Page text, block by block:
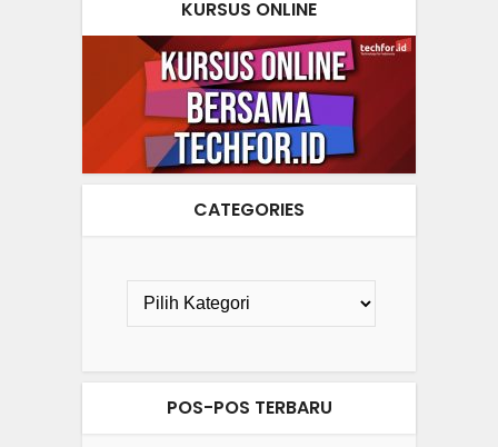
KURSUS ONLINE
CATEGORIES
POS-POS TERBARU